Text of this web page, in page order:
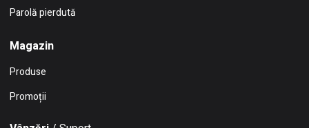
Parolă pierdută
Magazin
Produse
Promoții